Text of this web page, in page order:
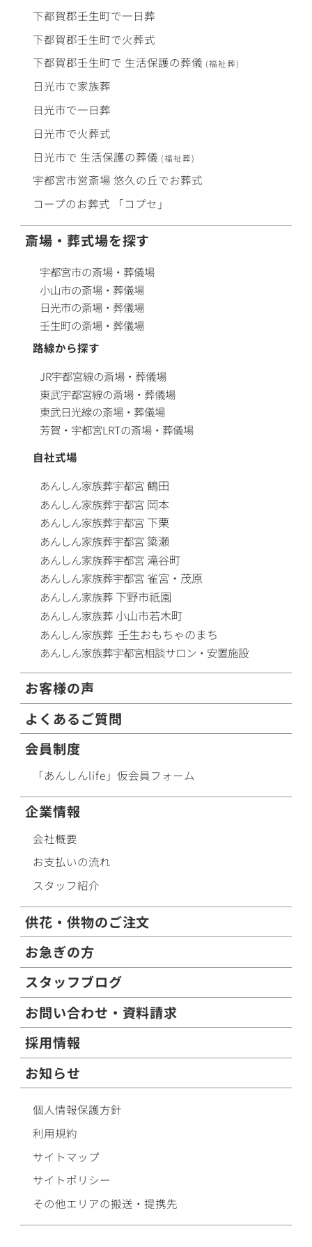
下都賀郡壬生町で一日葬
下都賀郡壬生町で火葬式
下都賀郡壬生町で 生活保護の葬儀 (福祉葬)
日光市で家族葬
日光市で一日葬
日光市で火葬式
日光市で 生活保護の葬儀 (福祉葬)
宇都宮市営斎場悠久の丘でお葬式
コープのお葬式 「コプセ」
斎場・葬式場を探す
宇都宮市の斎場・葬儀場
小山市の斎場・葬儀場
日光市の斎場・葬儀場
壬生町の斎場・葬儀場
路線から探す
JR宇都宮線の斎場・葬儀場
東武宇都宮線の斎場・葬儀場
東武日光線の斎場・葬儀場
芳賀・宇都宮LRTの斎場・葬儀場
自社式場
あんしん家族葬宇都宮鶴田
あんしん家族葬宇都宮 岡本
あんしん家族葬宇都宮 下栗
あんしん家族葬宇都宮 簗瀬
あんしん家族葬宇都宮 滝谷町
あんしん家族葬宇都宮 雀宮・茂原
あんしん家族葬 下野市祇園
あんしん家族葬小山市若木町
あんしん家族葬 壬生おもちゃのまち
あんしん家族葬宇都宮相談サロン・安置施設
お客様の声
よくあるご質問
会員制度
「あんしんlife」仮会員フォーム
企業情報
会社概要
お支払いの流れ
スタッフ紹介
供花・供物のご注文
お急ぎの方
スタッフブログ
お問い合わせ・資料請求
採用情報
お知らせ
個人情報保護方針
利用規約
サイトマップ
サイトポリシー
その他エリアの搬送・提携先